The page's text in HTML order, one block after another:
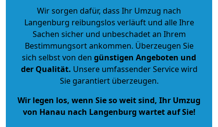
Wir sorgen dafür, dass Ihr Umzug nach
Langenburg reibungslos verläuft und alle Ihre
Sachen sicher und unbeschadet an Ihrem
Bestimmungsort ankommen. Überzeugen Sie
sich selbst von den günstigen Angeboten und
der Qualität. Unsere umfassender Service wird
Sie garantiert überzeugen.
Wir legen los, wenn Sie so weit sind, Ihr Umzug
von Hanau nach Langenburg wartet auf Sie!